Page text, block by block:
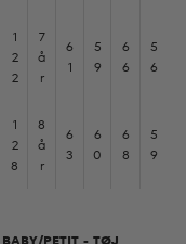
1
2
2
7
å
r
6
1
5
9
6
6
5
6
1
2
8
8
å
r
6
3
6
0
6
8
5
9
BABY/PETIT - TØJ